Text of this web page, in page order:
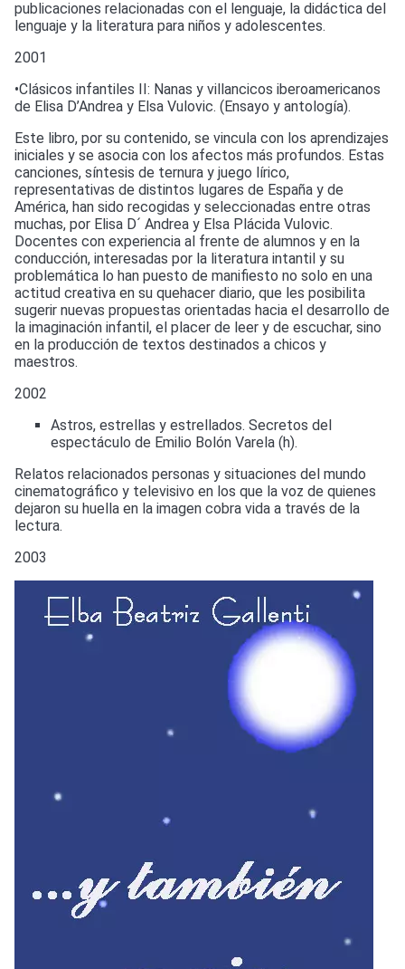
publicaciones relacionadas con el lenguaje, la didáctica del
lenguaje y la literatura para niños y adolescentes.
2001
•Clásicos infantiles II: Nanas y villancicos iberoamericanos
de Elisa D’Andrea y Elsa Vulovic. (Ensayo y antología).
Este libro, por su contenido, se vincula con los aprendizajes
iniciales y se asocia con los afectos más profundos. Estas
canciones, síntesis de ternura y juego lírico,
representativas de distintos lugares de España y de
América, han sido recogidas y seleccionadas entre otras
muchas, por Elisa D´ Andrea y Elsa Plácida Vulovic.
Docentes con experiencia al frente de alumnos y en la
conducción, interesadas por la literatura intantil y su
problemática lo han puesto de manifiesto no solo en una
actitud creativa en su quehacer diario, que les posibilita
sugerir nuevas propuestas orientadas hacia el desarrollo de
la imaginación infantil, el placer de leer y de escuchar, sino
en la producción de textos destinados a chicos y
maestros.
2002
Astros, estrellas y estrellados. Secretos del
espectáculo de Emilio Bolón Varela (h).
Relatos relacionados personas y situaciones del mundo
cinematográfico y televisivo en los que la voz de quienes
dejaron su huella en la imagen cobra vida a través de la
lectura.
2003